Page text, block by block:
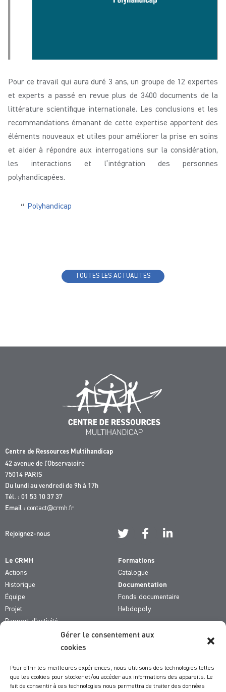
Gérer le consentement aux
cookies
Pour offrir les meilleures expériences, nous utilisons des technologies telles
que les cookies pour stocker et/ou accéder aux informations des appareils. Le
fait de consentir à ces technologies nous permettra de traiter des données
Pour ce travail qui aura duré 3 ans, un groupe de 12 expertes
et experts a passé en revue plus de 3400 documents de la
littérature scientifique internationale. Les conclusions et les
recommandations émanant de cette expertise apportent des
éléments nouveaux et utiles pour améliorer la prise en soins
et aider à répondre aux interrogations sur la considération,
les interactions et l’intégration des personnes
polyhandicapées.
Polyhandicap
TOUTES LES ACTUALITÉS
Centre de Ressources Multihandicap
42 avenue de l’Observatoire
75014 PARIS
Du lundi au vendredi de 9h à 17h
Tél. : 01 53 10 37 37
Email : contact@crmh.fr
Rejoignez-nous
Le CRMH
Actions
Historique
Équipe
Projet
Rapport d’activité
De qui parle-t-on ?
Comment vous aider ?
Formations
Catalogue
Documentation
Fonds documentaire
Hebdopoly